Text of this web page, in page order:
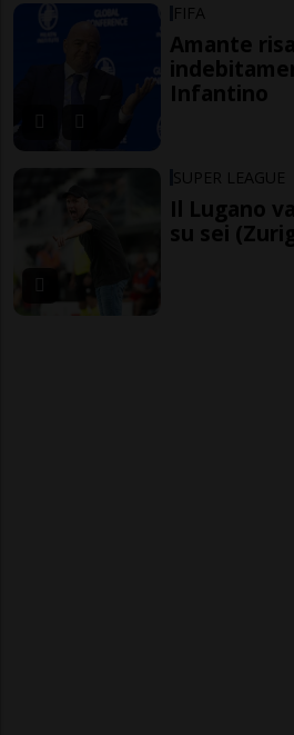
FIFA
Amante
Infantino
SUPER LEAGUE
Il Lugano
su sei